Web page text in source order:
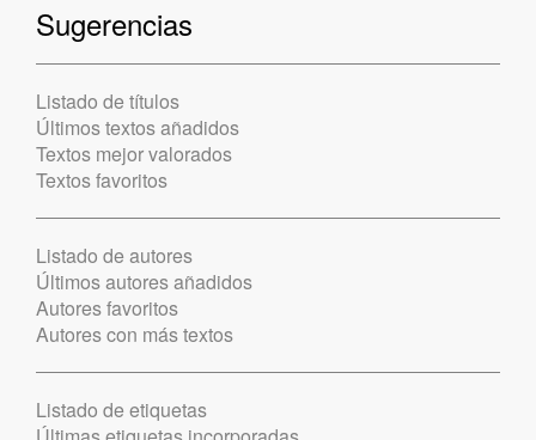
Sugerencias
Listado de títulos
Últimos textos añadidos
Textos mejor valorados
Textos favoritos
Listado de autores
Últimos autores añadidos
Autores favoritos
Autores con más textos
Listado de etiquetas